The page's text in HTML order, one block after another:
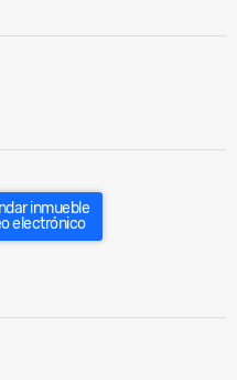
inmueble
electrónico